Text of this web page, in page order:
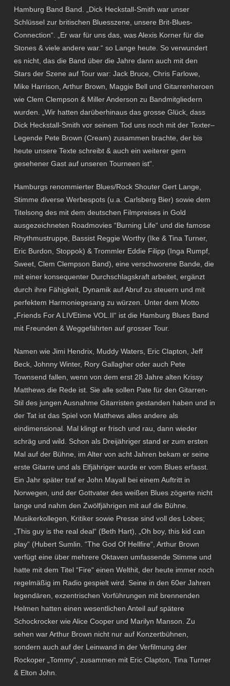
Hamburg Band Band. „Dick Heckstall-Smith war unser
Schlüssel zur britischen Bluesszene, unsere Brit-Blues-
Connection“. „Er war für uns das, was Alexis Korner für die
Stones & viele andere war.“ so Lange heute. So verwundert
es nicht, das die Band über die Jahre dann auch mit den
Stars der Szene auf Tour war: Jack Bruce, Chris Farlowe,
Mike Harrison, Arthur Brown, Maggie Bell und Gitarrenheroen
wie Clem Clempson & Miller Anderson zu Bandmitgliedern
wurden. „Wir hatten darüberhinaus das grosse Glück, dass
Dick Heckstall-Smith vor seinem Tod uns noch mit der Texter–
Legende Pete Brown (Cream) zusammen brachte, der bis
heute unsere Texte schreibt & auch ein weiterer gern
gesehener Gast auf unseren Tourneen ist“.
Hamburgs renommierter Blues/Rock Shouter Gert Lange,
Stimme diverse Werbespots (u.a. Carlsberg Bier) sowie dem
Titelsong des mit dem deutschen Filmpreises in Gold
ausgezeichneten Roadmovies “Burning Life“ und die famose
Rhythmustruppe, Bassist Reggie Worthy (Ike & Tina Turner,
Eric Burdon, Stoppok) & Trommler Eddie Filipp (Inga Rumpf,
Sweet, Clem Clempson Band), eine verschworene Bande, die
mit einer konsequenter Durchschlagskraft arbeitet, ergänzt
durch ihre Fähigkeit, Dynamik auf Abruf zu steuern und mit
perfektem Harmoniegesang zu würzen. Unter dem Motto
„Friends For A LIVEtime VOL.II“ ist die Hamburg Blues Band
mit Freunden & Weggefährten auf grosser Tour.
Namen wie Jimi Hendrix, Muddy Waters, Eric Clapton, Jeff
Beck, Johnny Winter, Rory Gallagher oder auch Pete
Townsend fallen, wenn von dem erst 28 Jahre alten Krissy
Matthews die Rede ist. Sie alle sollen Pate für den Gitarren-
Stil des jungen Ausnahme Gitarristen gestanden haben und in
der Tat ist das Spiel von Matthews alles andere als
eindimensional. Mal klingt er frisch und rau, dann wieder
schräg und wild. Schon als Dreijähriger stand er zum ersten
Mal auf der Bühne, im Alter von acht Jahren bekam er seine
erste Gitarre und als Elfjähriger wurde er vom Blues erfasst.
Ein Jahr später traf er John Mayall bei einem Auftritt in
Norwegen, und der Gottvater des weißen Blues zögerte nicht
lange und nahm den Zwölfjährigen mit auf die Bühne.
Musikerkollegen, Kritiker sowie Presse sind voll des Lobes;
„This guy is the real deal“ (Beth Hart), „Oh boy, this kid can
play“ (Hubert Sumlin. “The God Of Hellfire“, Arthur Brown
verfügt eine über mehrere Oktaven umfassende Stimme und
hatte mit dem Titel “Fire“ einen Welthit, der heute immer noch
regelmäßig im Radio gespielt wird. Seine in den 60er Jahren
legendären, exzentrischen Vorführungen mit brennenden
Helmen hatten einen wesentlichen Anteil auf spätere
Schockrocker wie Alice Cooper und Marilyn Manson. Zu
sehen war Arthur Brown nicht nur auf Konzertbühnen,
sondern auch auf der Leinwand in der Verfilmung der
Rockoper „Tommy“, zusammen mit Eric Clapton, Tina Turner
& Elton John.